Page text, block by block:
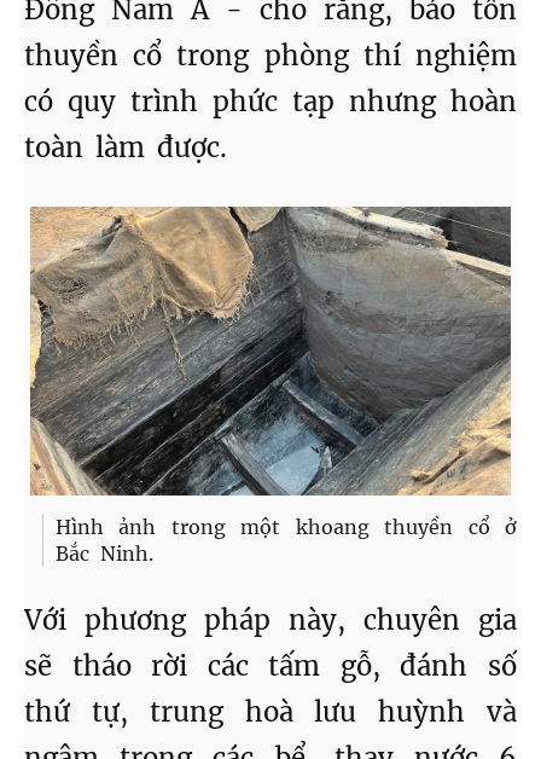
Đông Nam Á - cho rằng, bảo tồn
thuyền cổ trong phòng thí nghiệm
có quy trình phức tạp nhưng hoàn
toàn làm được.
Hình ảnh trong một khoang thuyền cổ ở
Bắc Ninh.
Với phương pháp này, chuyên gia
sẽ tháo rời các tấm gỗ, đánh số
thứ tự, trung hoà lưu huỳnh và